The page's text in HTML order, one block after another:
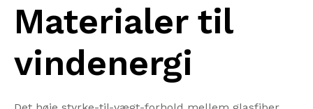
Materialer til
vindenergi